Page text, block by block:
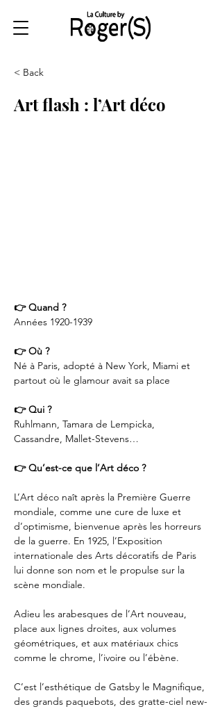
< Back
Art flash : l’Art déco
👉 Quand ?
Années 1920-1939
👉 Où ?
Né à Paris, adopté à New York, Miami et
partout où le glamour avait sa place
👉 Qui ?
Ruhlmann, Tamara de Lempicka,
Cassandre, Mallet-Stevens…
👉 Qu’est-ce que l’Art déco ?
L’Art déco naît après la Première Guerre
mondiale, comme une cure de luxe et
d’optimisme, bienvenue après les horreurs
de la guerre. En 1925, l’Exposition
internationale des Arts décoratifs de Paris
lui donne son nom et le propulse sur la
scène mondiale.
Adieu les arabesques de l’Art nouveau,
place aux lignes droites, aux volumes
géométriques, et aux matériaux chics
comme le chrome, l’ivoire ou l’ébène.
C’est l’esthétique de Gatsby le Magnifique,
des grands paquebots, des gratte-ciel new-